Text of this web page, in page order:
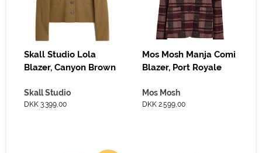
Skall Studio Lola
Blazer, Canyon Brown
Skall Studio
DKK 3.399,00
Mos Mosh Manja Comi
Blazer, Port Royale
Mos Mosh
DKK 2.599,00